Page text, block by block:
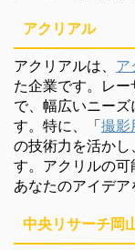
アクリアル
アクリアルは、 ア
た企業です。レ
で、幅広いニー
す。特に、「撮影
の技術力を活かし
す。アクリルの可
あなたのアイデア
中央リサーチ岡